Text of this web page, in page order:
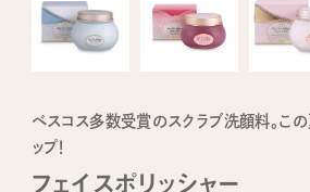
ベスコス多数受賞のスクラブ洗顔料。こ
ップ！
フェイスポリッシャー